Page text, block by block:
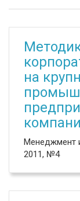
на
Менеджмент
2011, №4